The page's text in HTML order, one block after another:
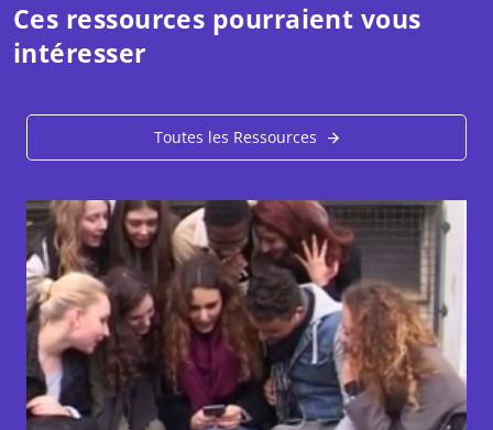
Ces ressources pourraient vous
intéresser
Toutes les Ressources